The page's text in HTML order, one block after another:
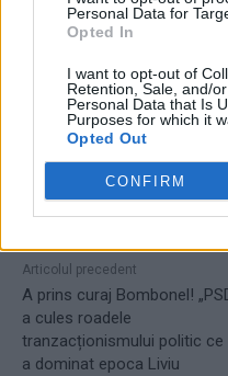
Personal Data for
Opted In
I want to opt-out of
Retention, Sale, and/
Personal Data that Is
Purposes for which it
Opted Out
CONFIRM
buget
Guvern PSD
investitii publice
Articolul precedent
A prins curaj Bombonel!
a cules roadele
tranzacționismului politic ce
a dominat epoca Liviu